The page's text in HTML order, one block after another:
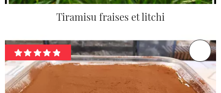
Tiramisu fraises et litchi